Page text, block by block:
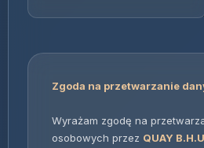
Zgoda na przetwarzanie
Wyrażam zgodę na
osobowych przez QUAY